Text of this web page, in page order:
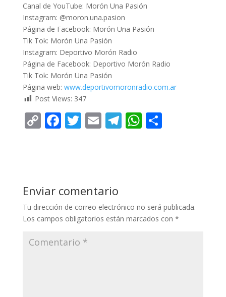
Canal de YouTube: Morón Una Pasión
Instagram: @moron.una.pasion
Página de Facebook: Morón Una Pasión
Tik Tok: Morón Una Pasión
Instagram: Deportivo Morón Radio
Página de Facebook: Deportivo Morón Radio
Tik Tok: Morón Una Pasión
Página web: www.deportivomoronradio.com.ar
Post Views: 347
C
Li
n
k
F
o
o
k
T E T
m
W
p
p
C
ti
r
Enviar comentario
Tu dirección de correo electrónico no será publicada.
Los campos obligatorios están marcados con *